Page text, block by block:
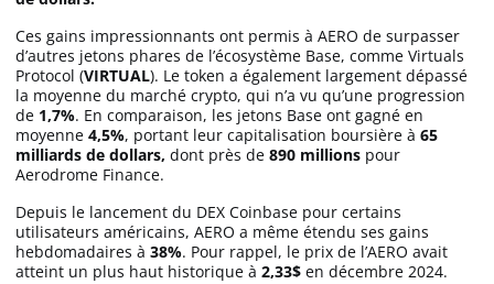
Ces gains impressionnants ont permis à AERO de surpasser
d’autres jetons phares de l’écosystème Base, comme Virtuals
Protocol (VIRTUAL). Le token a également largement dépassé
la moyenne du marché crypto, qui n’a vu qu’une progression
de 1,7%. En comparaison, les jetons Base ont gagné en
moyenne 4,5%, portant leur capitalisation boursière à 65
milliards de dollars, dont près de 890 millions pour
Aerodrome Finance.
Depuis le lancement du DEX Coinbase pour certains
utilisateurs américains, AERO a même étendu ses gains
hebdomadaires à 38%. Pour rappel, le prix de l’AERO avait
atteint un plus haut historique à 2,33$ en décembre 2024.